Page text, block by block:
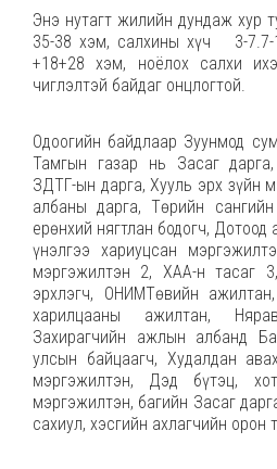
Энэ нутагт жилийн дундаж хур
35-38 хэм, салхины хүч 3-7.7-
+18+28 хэм, ноёлох салхи
чиглэлтэй байдаг онцлогтой.
Одоогийн байдлаар Зуунмод
Тамгын газар нь Засаг
ЗДТГ-ын дарга, Хууль эрх зүйн
албаны дарга, Төрийн
ерөнхий нягтлан бодогч,
үнэлгээ хариуцсан
мэргэжилтэн 2, ХАА-н тасаг
эрхлэгч, ОНИМТөвийн
харилцааны ажилтан,
Захирагчийн ажлын албанд
улсын байцаагч, Худалдан
мэргэжилтэн, Дэд бүтэц,
мэргэжилтэн, багийн Засаг
сахиул, хэсгийн ахлагчийн